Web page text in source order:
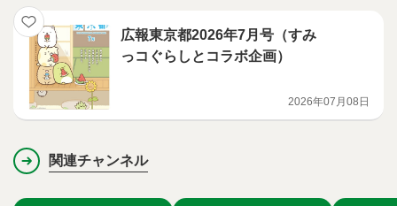
広報東京都2026年7月号（すみ
っコぐらしとコラボ企画）
2026年07月08日
関連チャンネル